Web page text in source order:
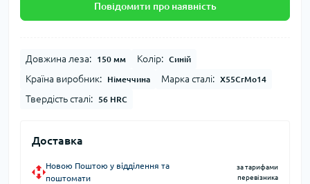
Повідомити про наявність
Довжина леза: 150 мм Колір: Синій
Країна виробник: Німеччина Марка сталі: X55CrMo14
Твердість сталі: 56 HRC
Доставка
Новою Поштою у відділення та
поштомати
за тарифами
перевізника